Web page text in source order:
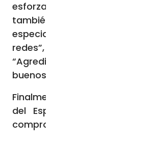
esforzarse por convencer.
también para los
especialmente los que
redes”, consideró, al tiempo
“Agredir, rebajar o
buenos recursos”.
Finalmente, el Prelado pidió
del Espíritu Santo” para
compromiso “con el bien